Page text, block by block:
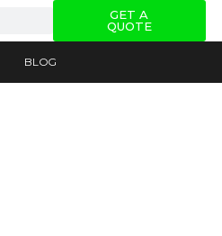
GET A
QUOTE
BLOG